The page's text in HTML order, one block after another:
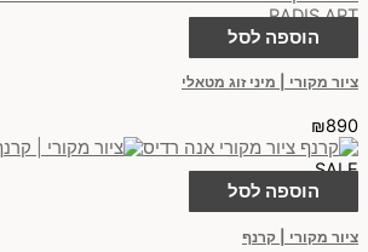
הוספה לסל
ציור מקורי | מיני זוג מטאלי
₪890
SALE
הוספה לסל
ציור מקורי | קרנף